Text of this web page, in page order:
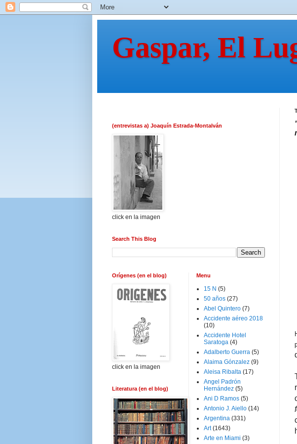
Gaspar, El
(entrevistas a) Joaquín Estrada-Montalván
click en la imagen
Search This Blog
Orígenes (en el blog)
click en la imagen
Literatura (en el blog)
Menu
15 N (5)
50 años (27)
Abel Quintero (7)
Accidente aéreo 2018
(10)
Accidente Hotel
Saratoga (4)
Adalberto Guerra (5)
Alaima Gónzalez (9)
Aleisa Ribalta (17)
Angel Padrón
Hernández (5)
Ani D Ramos (5)
Antonio J. Aiello (14)
Argentina (331)
Art (1643)
Arte en Miami (3)